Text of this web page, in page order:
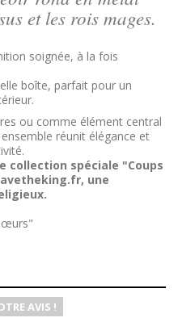
et les rois mages.
soignée, à la fois
boîte, parfait pour un
ou comme élément central
réunit élégance et
spéciale "Coups
une
AVIS !